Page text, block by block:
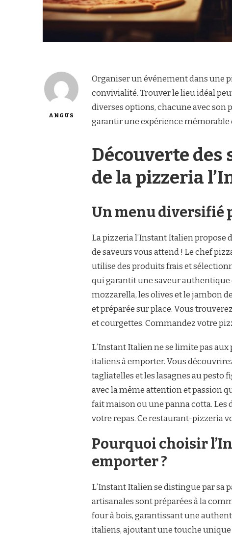
ANGUS
Organiser un événement dans une
convivialité. Trouver le lieu idéal
diverses options, chacune avec son
garantir une expérience mémorable
Découverte
de la pizzeria
Un menu diversifié
La pizzeria l’Instant Italien propose
de saveurs vous attend ! Le chef
utilise des produits frais et
qui garantit une saveur
mozzarella, les olives et le jambon
et préparée sur place. Vous
et courgettes. Commandez votre
L’Instant Italien ne se limite pas
italiens à emporter. Vous
tagliatelles et les lasagnes au pesto
avec la même attention et passion
fait maison ou une panna cotta.
votre repas. Ce restaurant-pizzeria
Pourquoi choisir
emporter ?
L’Instant Italien se distingue par sa
artisanales sont préparées à la
four à bois, garantissant une
italiens, ajoutant une touche unique